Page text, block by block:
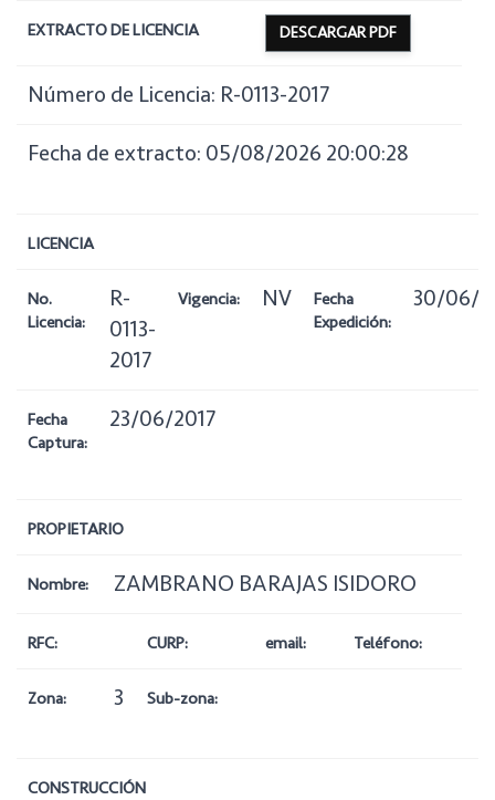
EXTRACTO DE LICENCIA DESCARGAR PDF
Número de Licencia: R-0113-2017
Fecha de extracto: 05/08/2026 20:00:28
LICENCIA
No.
Licencia:
R-
0113-
2017
Vigencia: NV
Fecha
Expedición:
30/06/
Fecha
Captura:
23/06/2017
PROPIETARIO
Nombre: ZAMBRANO BARAJAS ISIDORO
RFC: CURP: email: Teléfono:
Zona: 3 Sub-zona:
CONSTRUCCIÓN